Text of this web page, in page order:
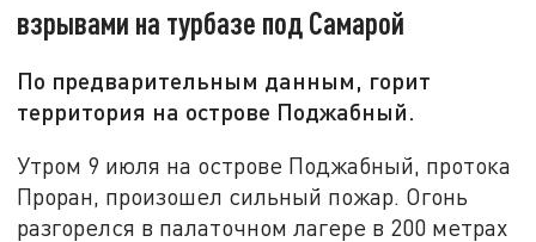
взрывами на турбазе под Самарой
По предварительным данным, горит
территория на острове Поджабный.
Утром 9 июля на острове Поджабный, протока
Проран, произошел сильный пожар. Огонь
разгорелся в палаточном лагере в 200 метрах